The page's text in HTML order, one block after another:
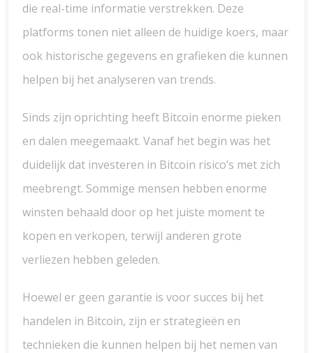
die real-time informatie verstrekken. Deze
platforms tonen niet alleen de huidige koers, maar
ook historische gegevens en grafieken die kunnen
helpen bij het analyseren van trends.
Sinds zijn oprichting heeft Bitcoin enorme pieken
en dalen meegemaakt. Vanaf het begin was het
duidelijk dat investeren in Bitcoin risico’s met zich
meebrengt. Sommige mensen hebben enorme
winsten behaald door op het juiste moment te
kopen en verkopen, terwijl anderen grote
verliezen hebben geleden.
Hoewel er geen garantie is voor succes bij het
handelen in Bitcoin, zijn er strategieën en
technieken die kunnen helpen bij het nemen van